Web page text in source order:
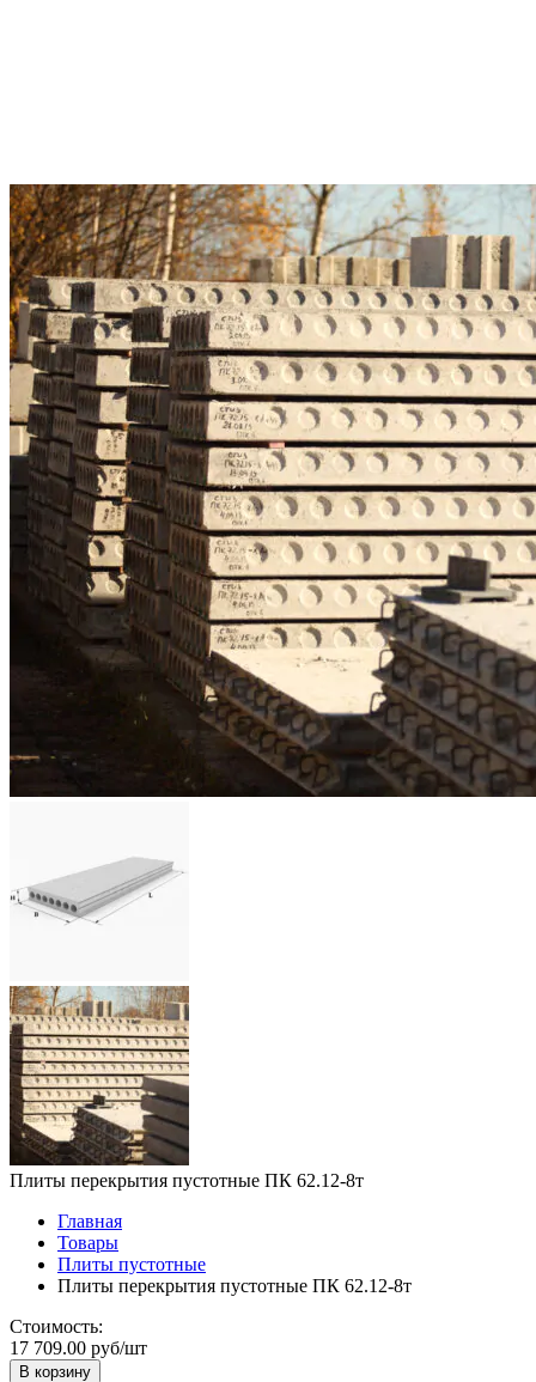
Плиты перекрытия пустотные ПК 62.12-8т
Главная
Товары
Плиты пустотные
Плиты перекрытия пустотные ПК 62.12-8т
Стоимость:
17 709.00 руб/шт
В корзину